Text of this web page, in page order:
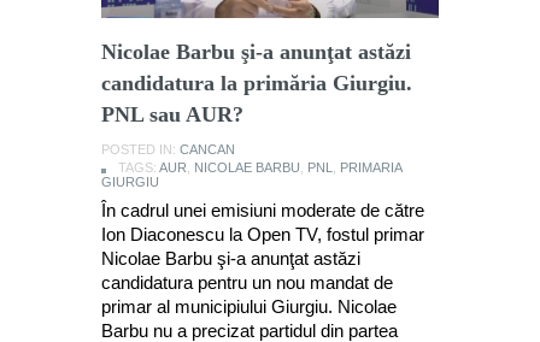
Nicolae Barbu şi-a anunţat astăzi
candidatura la primăria Giurgiu.
PNL sau AUR?
POSTED IN: CANCAN
TAGS: AUR NICOLAE BARBU PNL
PRIMARIA
GIURGIU
În cadrul unei emisiuni moderate de către
Ion Diaconescu la Open TV, fostul primar
Nicolae Barbu şi-a anunţat astăzi
candidatura pentru un nou mandat de
primar al municipiului Giurgiu. Nicolae
Barbu nu a precizat partidul din partea